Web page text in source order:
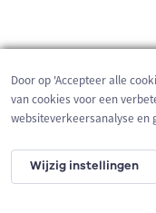
200 m
Door op 'Accepteer alle
van cookies voor een
websiteverkeersanalyse en
Wijzig instellingen